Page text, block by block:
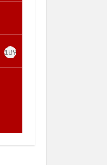
189